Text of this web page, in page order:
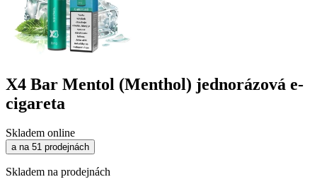
X4 Bar Mentol (Menthol) jednorázová e-
cigareta
Skladem online
a na 51 prodejnách
Skladem na prodejnách